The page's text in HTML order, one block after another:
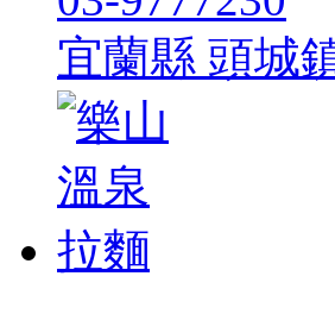
宜蘭縣 頭城